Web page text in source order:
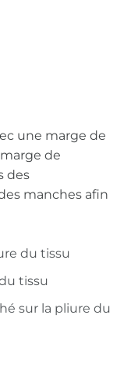
une marge de
de
des
manches afin
du tissu
tissu
sur la pliure du